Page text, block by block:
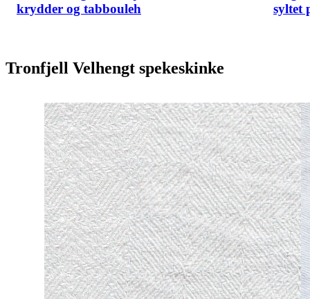
krydder og tabbouleh
syltet
Tronfjell Velhengt spekeskinke